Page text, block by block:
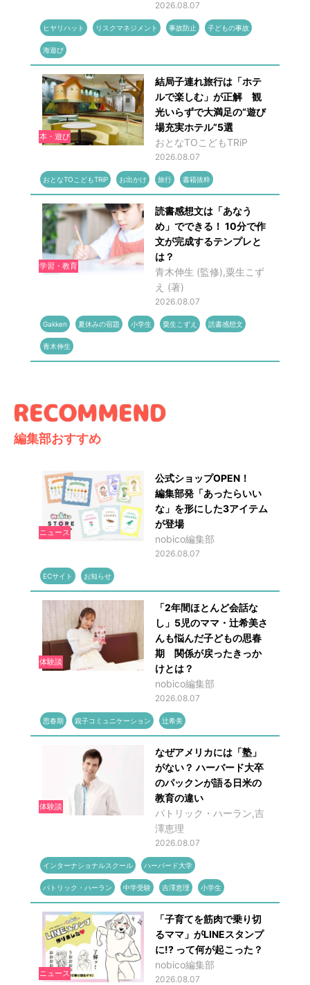
2026.08.07
ヒヤリハット リスクマネジメント 事故防止 子どもの事故
海遊び
本・遊び
結局子連れ旅行は「ホテ
ルで楽しむ」が正解 観
光いらずで大満足の“遊び
場充実ホテル”5選
おとなTOこどもTRiP
2026.08.07
おとなTOこどもTRiP お出かけ 旅行 書籍抜粋
学習・教育
読書感想文は「あなう
め」でできる！ 10分で作
文が完成するテンプレと
は？
青木伸生 (監修),粟生こず
え (著)
2026.08.07
Gakken 夏休みの宿題 小学生 粟生こずえ 読書感想文
青木伸生
編集部おすすめ
ニュース
公式ショップOPEN！
編集部発「あったらいい
な」を形にした3アイテム
が登場
nobico編集部
2026.08.07
ECサイト お知らせ
体験談
「2年間ほとんど会話な
し」5児のママ・辻希美さ
んも悩んだ子どもの思春
期 関係が戻ったきっか
けとは？
nobico編集部
2026.08.07
思春期 親子コミュニケーション 辻希美
体験談
なぜアメリカには「塾」
がない？ ハーバード大卒
のパックンが語る日米の
教育の違い
パトリック・ハーラン,吉
澤恵理
2026.08.07
インターナショナルスクール ハーバード大学
パトリック・ハーラン 中学受験 吉澤恵理 小学生
ニュース
「子育てを筋肉で乗り切
るママ」がLINEスタンプ
に!? って何が起こった？
nobico編集部
2026.08.07